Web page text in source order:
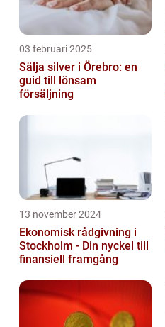
03 februari 2025
Sälja silver i Örebro: en
guid till lönsam
försäljning
13 november 2024
Ekonomisk rådgivning i
Stockholm - Din nyckel till
finansiell framgång